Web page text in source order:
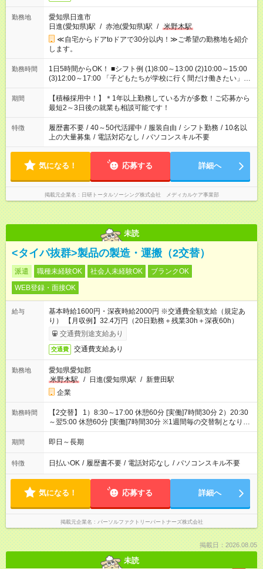
勤務地
愛知県日進市
日進(愛知県)駅 / 赤池(愛知県)駅 / 米野木駅
≪自宅からドアtoドアで30分以内！≫ご希望の勤務地を紹介
します。
勤務時間
1日5時間からOK！ ■シフト例 (1)8:00～13:00 (2)10:00～15:00
(3)12:00～17:00 「子どもたちが学校に行く間だけ働きたい」
「余裕を持って夕飯の準備がしたい」 「午前中は働いて、午後
はプライベートの時間にしたい」 など、ご希望を教えてくださ
いね。 ※Wワーク希望の方へ 今ご覧のお仕事で希望する勤務時
間と、もう1つのお仕事の勤務時間。 合計で週40時間を超える
場合は応募できません。
期間
【積極採用中！】＊1年以上勤務している方が多数！ご応募から
最短2～3日後の就業も相談可能です！
特徴 履歴書不要 / 40～50代活躍中 / 服装自由 / シフト勤務 / 10名以
上の大量募集 / 電話対応なし / パソコンスキル不要
気になる！ 応募する 詳細へ
掲載元企業名 日研トータルソーシング株式会社 メディカルケア事業部
未読
<タイパ抜群>製品の製造・運搬（2交替）
派遣 職種未経験OK 社会人未経験OK
ブランクOK
WEB登録・面接OK
給与
基本時給1600円・深夜時給2000円 ※交通費全額支給（規定あ
り） 【月収例】32.4万円（20日勤務＋残業30h＋深夜60h）
交通費別途支給あり
交通費 交通費支給あり
勤務地
愛知県愛知郡
米野木駅
/ 日進(愛知県)駅 / 新豊田駅
企業
勤務時間
【2交替】 1）8:30～17:00 休憩60分 [実働]7時間30分 2）20:30
～翌5:00 休憩60分 [実働]7時間30分 ※1週間毎の交替制となりま
す
期間 即日～長期
特徴 日払いOK / 履歴書不要 / 電話対応なし / パソコンスキル不要
気になる！ 応募する 詳細へ
掲載元企業名 パーソルファクトリーパートナーズ株式会社
掲載日：2026.08.05
未読